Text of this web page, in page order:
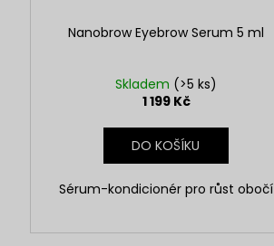
Nanobrow Eyebrow Serum 5 ml
Skladem (>5 ks)
1 199 Kč
DO KOŠÍKU
Sérum-kondicionér pro růst obočí